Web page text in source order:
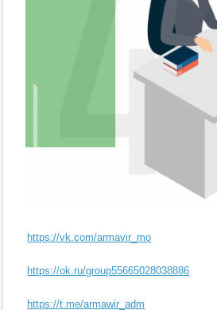
https://vk.com/armavir_mo
https://ok.ru/group55665028038886
https://t.me/armawir_adm